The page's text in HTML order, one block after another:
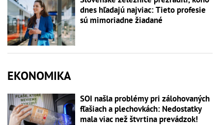
dnes hľadajú najviac: Tieto profesie
sú mimoriadne žiadané
EKONOMIKA
SOI našla problémy pri zálohovaných
fľašiach a plechovkách: Nedostatky
mala viac než štvrtina prevádzok!